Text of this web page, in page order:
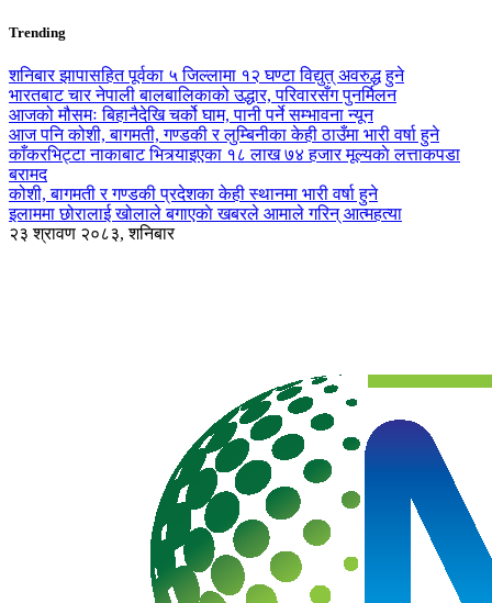
Trending
शनिबार झापासहित पूर्वका ५ जिल्लामा १२ घण्टा विद्युत् अवरुद्ध हुने
भारतबाट चार नेपाली बालबालिकाको उद्धार, परिवारसँग पुनर्मिलन
आजको मौसमः बिहानैदेखि चर्को घाम, पानी पर्ने सम्भावना न्यून
आज पनि कोशी, बागमती, गण्डकी र लुम्बिनीका केही ठाउँमा भारी वर्षा हुने
काँकरभिट्टा नाकाबाट भित्र्याइएका १८ लाख ७४ हजार मूल्यकाे लत्ताकपडा
बरामद
कोशी, बागमती र गण्डकी प्रदेशका केही स्थानमा भारी वर्षा हुने
इलाममा छोरालाई खोलाले बगाएकाे खबरले आमाले गरिन् आत्महत्या
२३ श्रावण २०८३, शनिबार